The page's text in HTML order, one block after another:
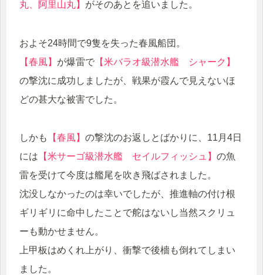
丸、阿里山丸】 がそのあとを追いました。
およそ24時間で9隻を失った春風船団。
【春風】 が爆雷で 【米バラオ級潜水艦 シャーク】
の撃沈に成功しましたが、戦果が霞んで見えないほ
どの甚大な被害でした。
しかも 【春風】 の撃沈のお返しとばかりに、11月4日
には 【米サーゴ級潜水艦 セイルフィッシュ】 の魚
雷を受けて今度は艦尾を吹き飛ばされました。
沈没しなかったのは幸いでしたが、推進軸の付け根
ギリギリに命中したことで舵はないし当然スクリュ
ーも動かせません。
上甲板はめくれ上がり、衝撃で後檣も倒れてしまい
ました。